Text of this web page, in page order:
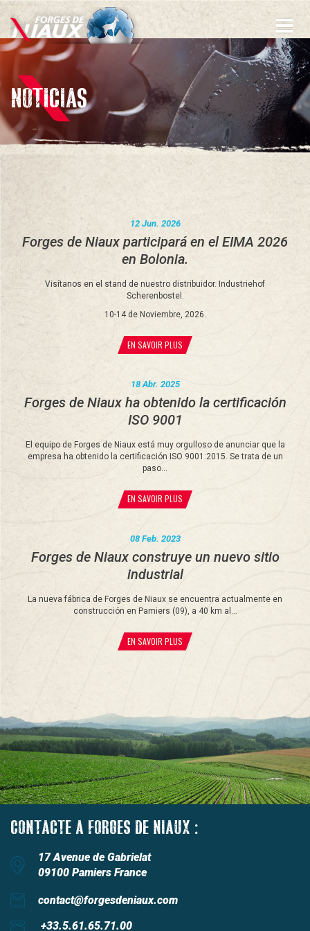
contenido
principal
NOTICIAS
12 Jun. 2026
Forges de Niaux participará en el EIMA 2026
en Bolonia.
Visítanos en el stand de nuestro distribuidor. Industriehof
Scherenbostel.
10-14 de Noviembre, 2026.
EN SAVOIR PLUS
18 Abr. 2025
Forges de Niaux ha obtenido la certificación
ISO 9001
El equipo de Forges de Niaux está muy orgulloso de anunciar que la
empresa ha obtenido la certificación ISO 9001:2015. Se trata de un
paso...
EN SAVOIR PLUS
08 Feb. 2023
Forges de Niaux construye un nuevo sitio
industrial
La nueva fábrica de Forges de Niaux se encuentra actualmente en
construcción en Pamiers (09), a 40 km al...
EN SAVOIR PLUS
CONTACTE A FORGES DE NIAUX :
17 Avenue de Gabrielat
09100 Pamiers France
contact@forgesdeniaux.com
+33.5.61.65.71.00